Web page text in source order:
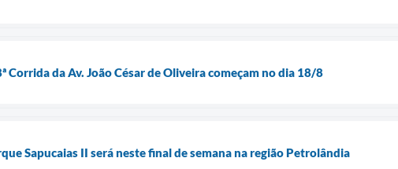
Corrida da Av. João César de Oliveira começam no dia 18/8
Sapucaias II será neste final de semana na região Petrolândia